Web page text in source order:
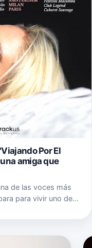
Por El
amiga que
de las voces más
para vivir uno de
Mundo Tropitour…